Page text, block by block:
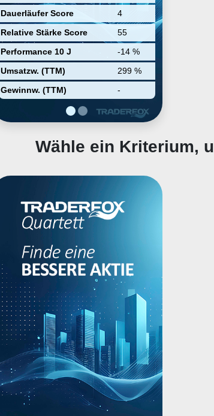
Dauerläufer Score
4
Relative Stärke Score
55
Performance 10 J
-14 %
Umsatzw. (TTM)
299 %
Gewinnw. (TTM)
-
Wähle ein Kriterium,